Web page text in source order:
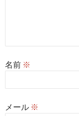
名前 ※
メール ※